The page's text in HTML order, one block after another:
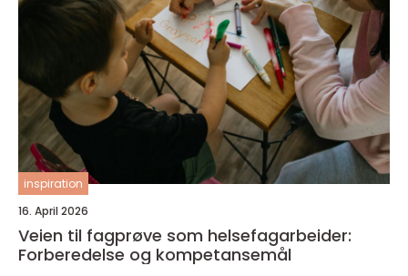
inspiration
16. April 2026
Veien til fagprøve som helsefagarbeider:
Forberedelse og kompetansemål